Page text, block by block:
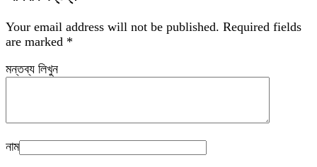
Your email address will not be published. Required fields
are marked *
মন্তব্য লিখুন
নাম